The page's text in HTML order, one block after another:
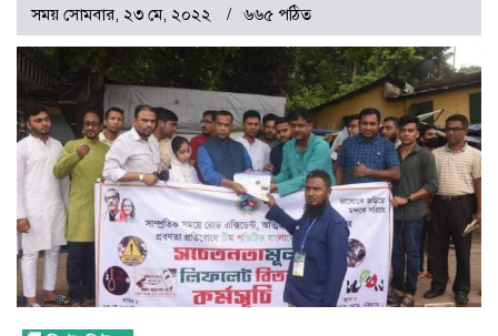
সময় সোমবার, ২৩ মে, ২০২২ ৬৬৫ পঠিত